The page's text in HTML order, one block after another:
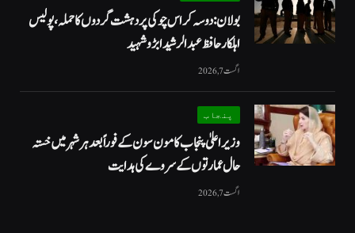
بولان: دوسہ کراس چوکی پر دہشت گردوں کا حملہ، پولیس
اہلکار حافظ عبدالرشید ابڑو شہید
اگست 7, 2026
پنجاب
وزیراعلیٰ پنجاب کا مون سون کے فوراً بعد ہر شہر میں خستہ
حال عمارتوں کے سروے کی ہدایت
اگست 7, 2026